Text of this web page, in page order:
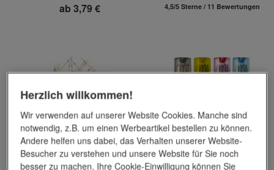
ab 3,79 € 4,5/5 Sterne / 11 Bewertungen
Buntstifte-Set
ab0,55 €
Herzlich willkommen!
Wir verwenden auf unserer Website Cookies. Manche sind
notwendig, z.B. um einen Werbeartikel bestellen zu können.
Andere helfen uns dabei, das Verhalten unserer Website-
Besucher zu verstehen und unsere Website für Sie noch
besser zu machen. Ihre Cookie-Einwilligung können Sie